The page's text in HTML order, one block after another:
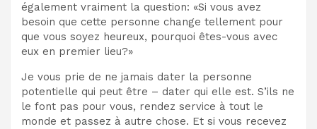
également vraiment la question: «Si vous avez
besoin que cette personne change tellement pour
que vous soyez heureux, pourquoi êtes-vous avec
eux en premier lieu?»
Je vous prie de ne jamais dater la personne
potentielle qui peut être – dater qui elle est. S’ils ne
le font pas pour vous, rendez service à tout le
monde et passez à autre chose. Et si vous recevez